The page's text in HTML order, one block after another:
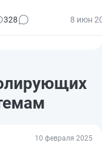
328 8 июн
10 февраля 2025